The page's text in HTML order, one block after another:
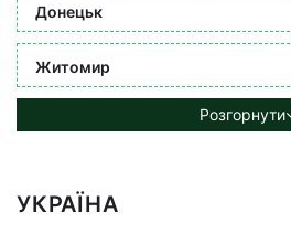
Донецьк
Житомир
Розгорнути
УКРАЇНА